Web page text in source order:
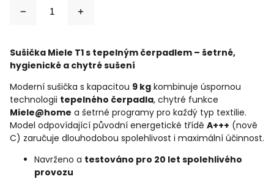
Sušička Miele T1 s tepelným čerpadlem – šetrné,
hygienické a chytré sušení
Moderní sušička s kapacitou 9 kg kombinuje úspornou
technologii tepelného čerpadla, chytré funkce
Miele@home a šetrné programy pro každý typ textilie.
Model odpovídající původní energetické třídě A+++ (nově
C) zaručuje dlouhodobou spolehlivost i maximální účinnost.
Navrženo a testováno pro 20 let spolehlivého
provozu